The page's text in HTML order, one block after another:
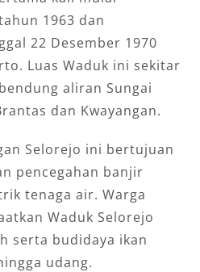
1963 dan
22 Desember 1970
Luas Waduk ini sekitar
aliran Sungai
dan Kwayangan.
Selorejo ini bertujuan
pencegahan banjir
tenaga air. Warga
Waduk Selorejo
serta budidaya ikan
udang.